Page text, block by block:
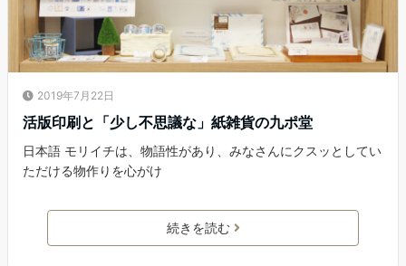
2019年7月22日
活版印刷と「少し不思議な」紙雑貨の九ポ堂
日本語 モリイチは、物語性があり、みなさんにクスッとしてい
ただける物作りを心がけ
続きを読む